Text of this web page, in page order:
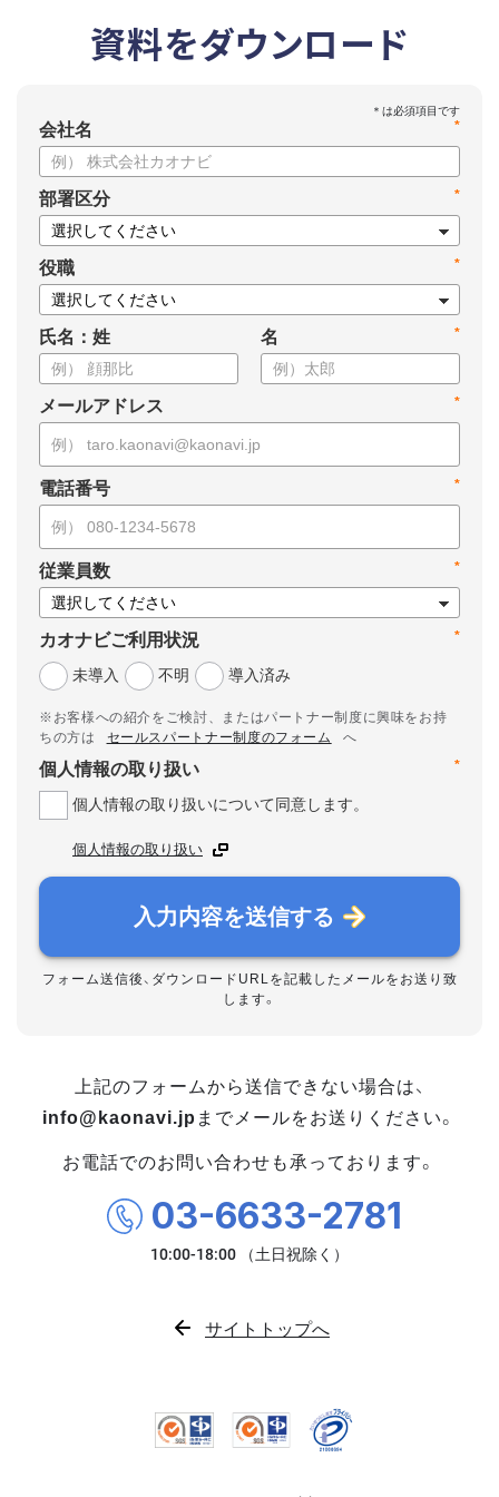
資料をダウンロード
*
会社名
*
部署区分
*
役職
氏名：姓 *
名
*
メールアドレス
*
電話番号
*
従業員数
*
カオナビご利用状況
未導入
不明 導入済み
※お客様への紹介をご検討、またはパートナー制度に興味をお持
ちの方は
セールスパートナー制度のフォーム
へ
*
個人情報の取り扱い
個人情報の取り扱いについて同意します。
個人情報の取り扱い
入力内容を送信する
フォーム送信後、ダウンロードURLを記載したメールをお送り致
します。
上記のフォームから送信できない場合は、
info@kaonavi.jp までメールをお送りください。
お電話でのお問い合わせも承っております。
03-6633-2781
サイトトップへ